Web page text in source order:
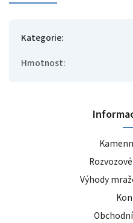
Kategorie:
Hmotnost:
Výhody